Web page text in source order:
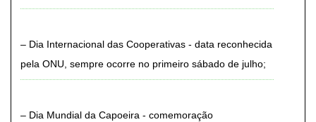
Dia Internacional das Cooperativas - data reconhecida
pela ONU, sempre ocorre no primeiro sábado de julho
Dia Mundial da Capoeira - comemoração